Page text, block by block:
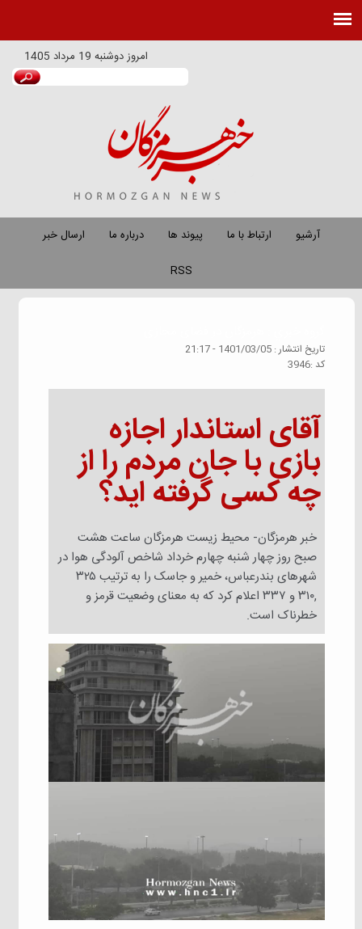
امروزدوشنبه 19 مرداد 1405
آرشیو ارتباط با ما پیوند ها درباره ما
ارسال خبر
RSS
تاريخ انتشار : 1401/03/05 - 21:17
كد :3946
️آقای استاندار اجازه
بازی با جان مردم را از
چه کسی گرفته اید؟
خبر هرمزگان- محیط زیست هرمزگان ساعت هشت
صبح روز چهار شنبه چهارم خرداد شاخص آلودگی هوا در
شهرهای بندرعباس، خمیر و جاسک را به ترتیب ۳۲۵
,۳۱۰ و ۳۳۷ اعلام کرد که به معنای وضعیت قرمز و‌
خطرناک است.